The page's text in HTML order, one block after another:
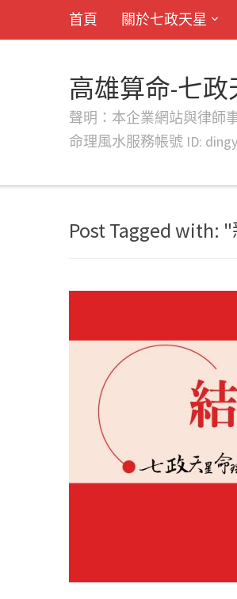
首頁 關於七政天星
高雄算命-七
聲明：本企業網站與律師
命理風水服務帳號 ID:
Post Tagged with: